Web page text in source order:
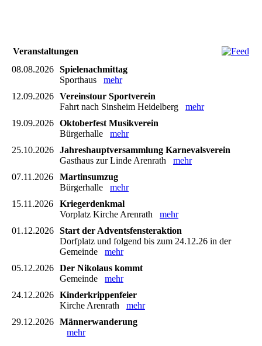
Veranstaltungen
08.08.2026 Spielenachmittag
Sporthaus mehr
12.09.2026 Vereinstour Sportverein
Fahrt nach Sinsheim Heidelberg mehr
19.09.2026 Oktoberfest Musikverein
Bürgerhalle mehr
25.10.2026 Jahreshauptversammlung Karnevalsverein
Gasthaus zur Linde Arenrath mehr
07.11.2026
Martinsumzug
Bürgerhalle mehr
15.11.2026
Kriegerdenkmal
Vorplatz Kirche Arenrath mehr
01.12.2026 Start der Adventsfensteraktion
Dorfplatz und folgend bis zum 24.12.26 in der
Gemeinde mehr
05.12.2026 Der Nikolaus kommt
Gemeinde mehr
24.12.2026 Kinderkrippenfeier
Kirche Arenrath mehr
29.12.2026 Männerwanderung
mehr